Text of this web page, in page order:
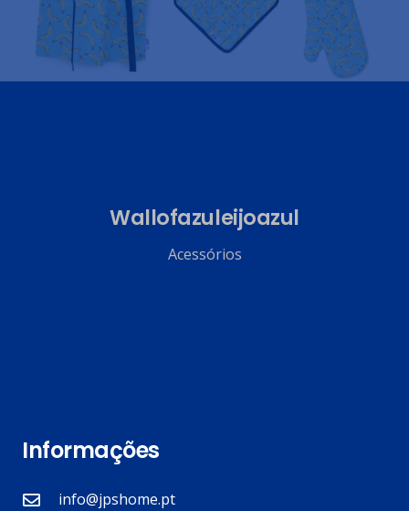
Wallofazuleijoazul
Acessórios
Informações
info@jpshome.pt